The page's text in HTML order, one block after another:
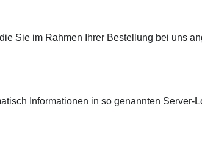
Sie im Rahmen Ihrer Bestellung bei uns
Informationen in so genannten